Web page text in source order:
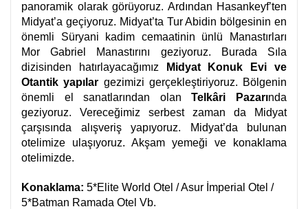
panoramik olarak görüyoruz. Ardından Hasankeyf’ten
Midyat’a geçiyoruz. Midyat’ta Tur Abidin bölgesinin en
önemli Süryani kadim cemaatinin ünlü Manastırları
Mor Gabriel Manastırını geziyoruz. Burada Sıla
dizisinden hatırlayacağımız
Midyat Konuk Evi ve
Otantik yapılar gezimizi gerçekleştiriyoruz. Bölgenin
önemli el sanatlarından olanTelkâri Pazarında
geziyoruz. Vereceğimiz serbest zaman da Midyat
çarşısında alışveriş yapıyoruz.
Midyat’da bulunan
otelimize ulaşıyoruz. Akşam yemeği ve konaklama
otelimizde.
Konaklama: 5*Elite World Otel / Asur İmperial Otel /
5*Batman Ramada Otel Vb.